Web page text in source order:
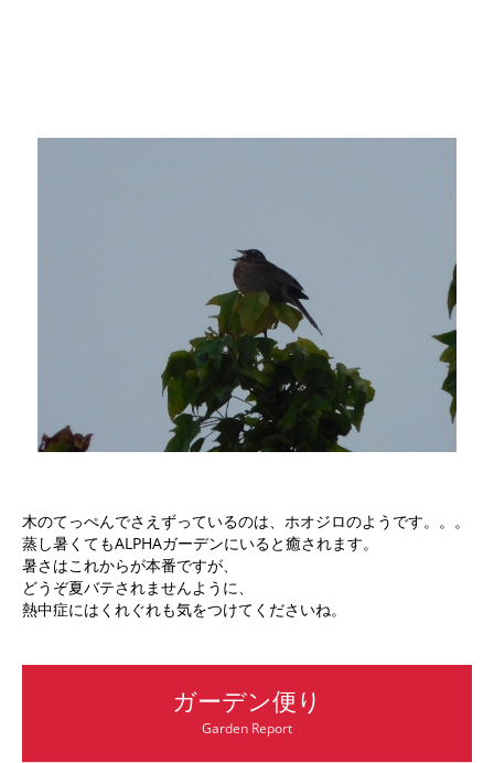
木のてっぺんでさえずっているのは、ホオジロのようです。。。
蒸し暑くてもALPHAガーデンにいると癒されます。
暑さはこれからが本番ですが、
どうぞ夏バテされませんように、
熱中症にはくれぐれも気をつけてくださいね。
ガーデン便り
Garden Report